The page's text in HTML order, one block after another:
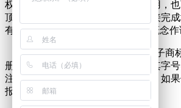
权，可以在报纸、杂志等媒体上使用，
顶级域名数据库中注册、直接或间接完
有关规定，任何人利用“电子商标”概念
工商执法人员分析认为，此次“电子商
册域名建立网站时，应尽量使用与其字
注册多个不同类型的或近似的域名。如
报）